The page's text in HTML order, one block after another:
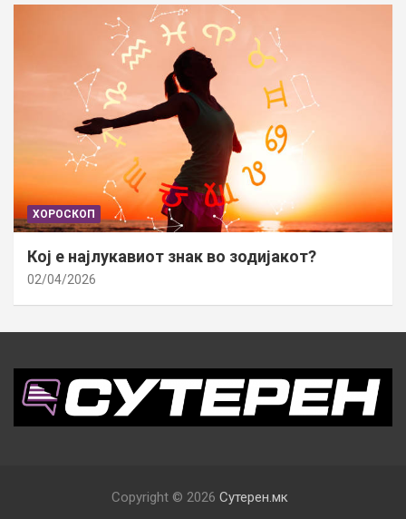
ХОРОСКОП
Кој е најлукавиот знак во зодијакот?
02/04/2026
Copyright © 2026 Сутерен.мк